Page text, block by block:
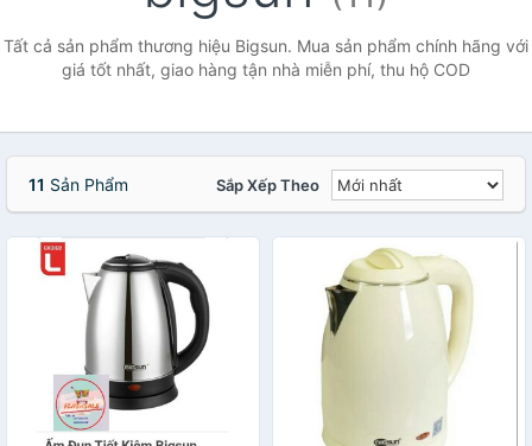
Tất cả sản phẩm thương hiệu Bigsun. Mua sản phẩm chính hãng với
giá tốt nhất, giao hàng tận nhà miễn phí, thu hộ COD
11 Sản Phẩm Sắp Xếp Theo